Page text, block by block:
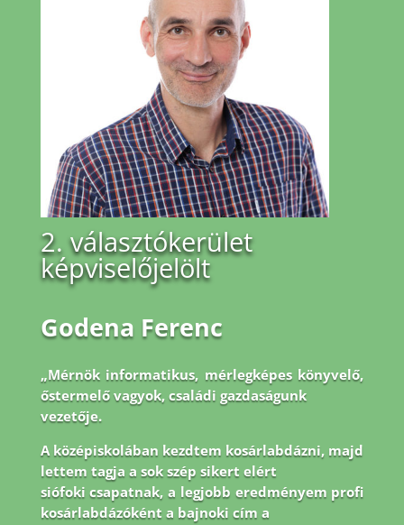
2. választókerület
képviselőjelölt
Godena Ferenc
„Mérnök informatikus, mérlegképes könyvelő,
őstermelő vagyok, családi gazdaságunk
vezetője.
A középiskolában kezdtem kosárlabdázni, majd
lettem tagja a sok szép sikert elért
siófoki csapatnak, a legjobb eredményem profi
kosárlabdázóként a bajnoki cím a